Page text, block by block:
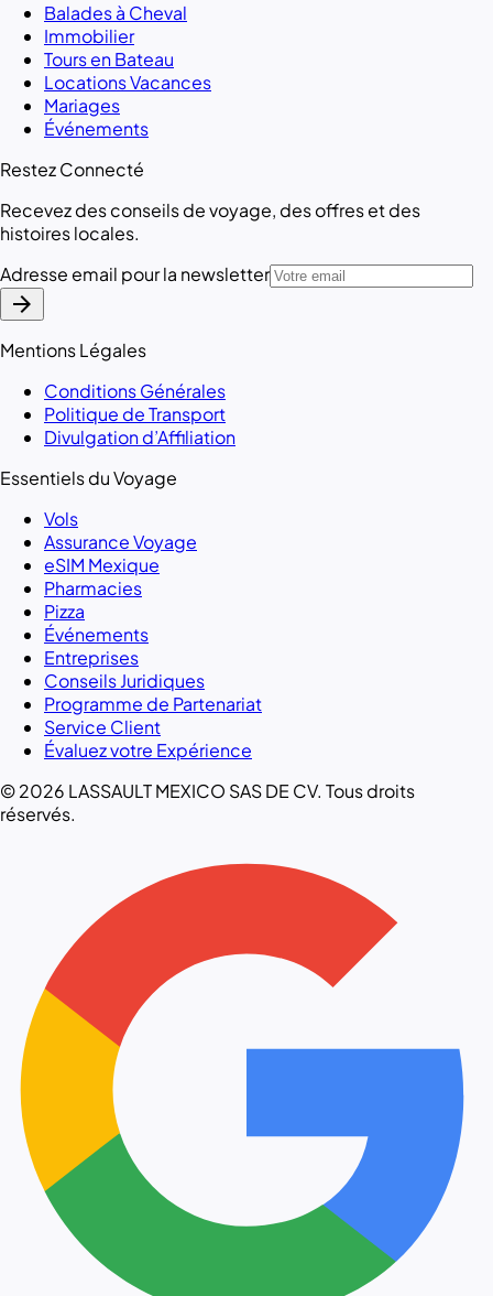
Balades à Cheval
Immobilier
Tours en Bateau
Locations Vacances
Mariages
Événements
Restez Connecté
Recevez des conseils de voyage, des offres et des
histoires locales.
Adresse email pour la newsletter
arrow_forward
Mentions Légales
Conditions Générales
Politique de Transport
Divulgation d’Affiliation
Essentiels du Voyage
Vols
Assurance Voyage
eSIM Mexique
Pharmacies
Pizza
Événements
Entreprises
Conseils Juridiques
Programme de Partenariat
Service Client
Évaluez votre Expérience
© 2026 LASSAULT MEXICO SAS DE CV. Tous droits
réservés.